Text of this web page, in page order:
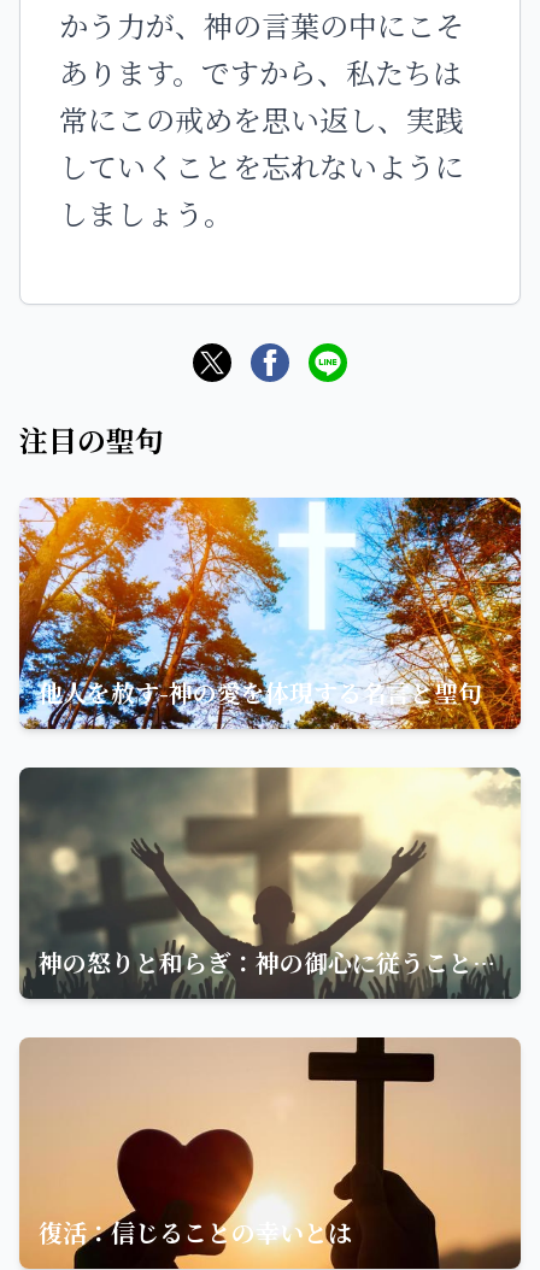
かう力が、神の言葉の中にこそ
あります。ですから、私たちは
常にこの戒めを思い返し、実践
していくことを忘れないように
しましょう。
注目の聖句
他人を赦す-神の愛を体現する名言と聖句
神の怒りと和らぎ：神の御心に従うことの意味
復活：信じることの幸いとは